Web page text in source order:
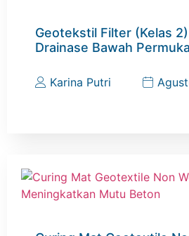
Geotekstil Filter (Kelas
Drainase Bawah
Karina Putri